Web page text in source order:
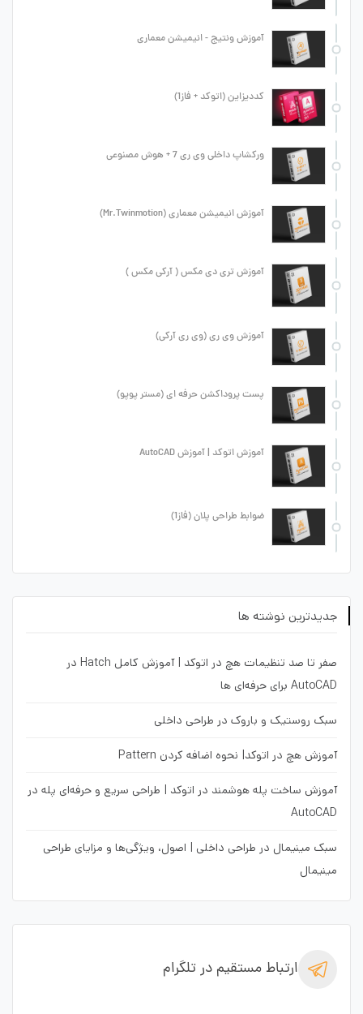
آموزش ونتیج - انیمیشن معماری
کددیزاین (اتوکد + فاز1)
ورکشاپ داخلی وی ری 7 + هوش مصنوعی
آموزش انیمیشن معماری (Mr.Twinmotion)
آموزش تری دی مکس ( آرکی مکس )
آموزش وی ری (وی ری آرکی)
پست پروداکشن حرفه ای (مستر پوپو)
آموزش اتوکد | آموزش AutoCAD
ضوابط طراحی پلان (فاز1)
جدیدترین نوشته ها
صفر تا صد تنظیمات هچ در اتوکد | آموزش کامل Hatch در
AutoCAD برای حرفه‌ای ها
سبک روستیک و باروک در طراحی داخلی
آموزش هچ در اتوکد| نحوه اضافه کردن Pattern
آموزش ساخت پله هوشمند در اتوکد | طراحی سریع و حرفه‌ای پله در
AutoCAD
سبک مینیمال در طراحی داخلی | اصول، ویژگی‌ها و مزایای طراحی
مینیمال
ارتباط مستقیم در تلگرام